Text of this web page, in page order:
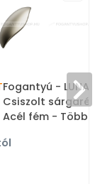
Fogantyú - LUNA
Csiszolt
Acél fém - Több
színes fém